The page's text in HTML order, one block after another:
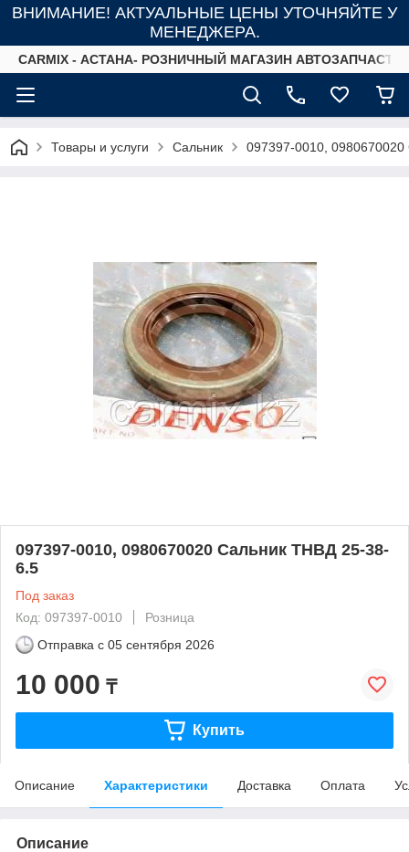
ВНИМАНИЕ! АКТУАЛЬНЫЕ ЦЕНЫ УТОЧНЯЙТЕ У
МЕНЕДЖЕРА.
СARMIX - АСТАНА- РОЗНИЧНЫЙ МАГАЗИН
Товары и услуги Сальник 097397-0010,
097397-0010, 0980670020 Сальник ТНВД 25-38-
6.5
Под заказ
Код: 097397-0010
Розница
Отправка с 05 сентября 2026
10 000 ₸
Купить
Описание Характеристики Доставка Оплата
Описание